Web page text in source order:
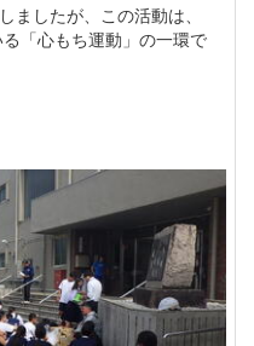
ましたが、この活動は、
「心もち運動」の一環で